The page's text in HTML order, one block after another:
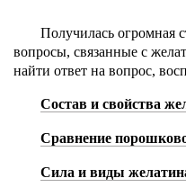
Получилась огромная
вопросы, связанные с
найти ответ на вопрос,
Состав и свойства
Сравнение
Сила и виды